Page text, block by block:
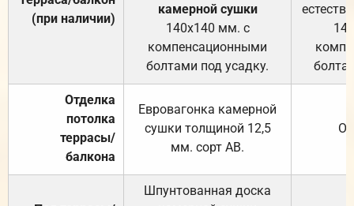
(при наличии)
камерной сушки
140х140 мм. с
компенсационными
болтами под усадку.
Отделка
потолка
террасы/
балкона
Евровагонка камерной
сушки толщиной 12,5
мм. сорт АВ.
Шпунтованная доска